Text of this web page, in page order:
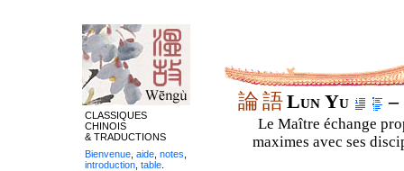
論語Lun Yu –
Le Maître échange
maximes avec ses
CLASSIQUES
CHINOIS
& TRADUCTIONS
Bienvenue aide notes
introduction table